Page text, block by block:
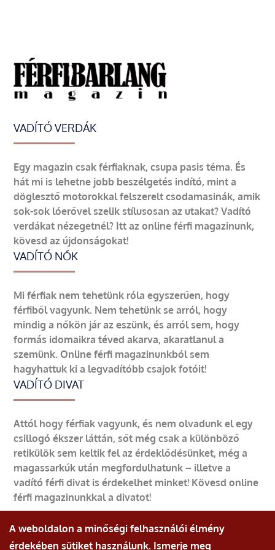
VADÍTÓ VERDÁK
Egy magazin csak férfiaknak, csupa pasis téma. És
hát mi is lehetne jobb beszélgetés indító, mint a
döglesztő motorokkal felszerelt csodamasinák, amik
sok-sok lóerővel szelik stílusosan az utakat? Vadító
verdákat nézegetnél? Itt az online férfi magazinunk,
kövesd az újdonságokat!
VADÍTÓ NŐK
Mi férfiak nem tehetünk róla egyszerűen, hogy
férfiből vagyunk. Nem tehetünk se arról, hogy
mindig a nőkön jár az eszünk, és arról sem, hogy
formás idomaikra téved akarva, akaratlanul a
szemünk. Online férfi magazinunkból sem
hagyhattuk ki a legvadítóbb csajok fotóit!
VADÍTÓ DIVAT
Attól hogy férfiak vagyunk, és nem olvadunk el egy
csillogó ékszer láttán, sőt még csak a különböző
retikülök sem keltik fel az érdeklődésünket, még a
magassarkúk után megfordulhatunk – illetve a
vadító férfi divat is érdekelhet minket! Kövesd online
férfi magazinunkkal a divatot!
A weboldalon a minőségi felhasználói élmény
érdekében sütiket használunk. Ismerje meg